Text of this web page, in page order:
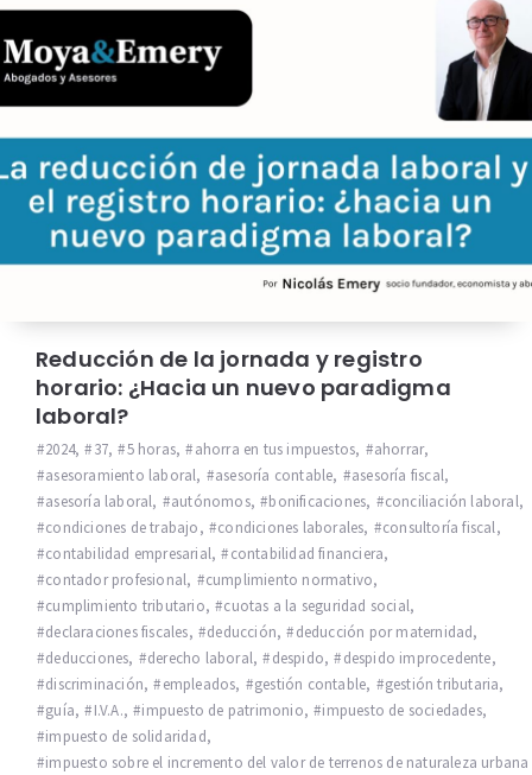
Reducción de la jornada y registro
horario: ¿Hacia un nuevo paradigma
laboral?
2024, 37, 5 horas, ahorra en tus impuestos, ahorrar,
asesoramiento laboral, asesoría contable, asesoría fiscal,
asesoría laboral, autónomos, bonificaciones, conciliación laboral,
condiciones de trabajo, condiciones laborales, consultoría fiscal,
contabilidad empresarial, contabilidad financiera,
contador profesional, cumplimiento normativo,
cumplimiento tributario, cuotas a la seguridad social,
declaraciones fiscales, deducción, deducción por maternidad,
deducciones, derecho laboral, despido, despido improcedente,
discriminación, empleados, gestión contable, gestión tributaria,
guía, I.V.A., impuesto de patrimonio, impuesto de sociedades,
impuesto de solidaridad,
impuesto sobre el incremento del valor de terrenos de naturaleza urbana